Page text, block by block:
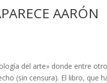
AARÓN
del arte» donde entre
(sin censura). El libro, que